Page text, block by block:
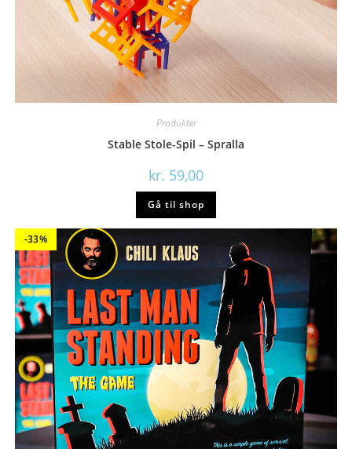
Produkter
Stable Stole-Spil – Spralla
kr. 59,00
Gå til shop
-33%